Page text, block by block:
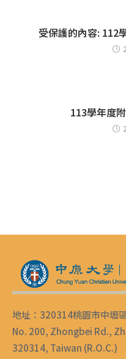
受保護的內容: 112
113學年度
地址：320314桃園市中壢
No. 200, Zhongbei Rd.,
320314, Taiwan (R.O.C.)